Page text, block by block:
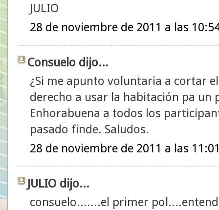
JULIO
28 de noviembre de 2011 a las
Consuelo dijo...
¿Si me apunto voluntaria a cortar
derecho a usar la habitación pa un
Enhorabuena a todos los
pasado finde. Saludos.
28 de noviembre de 2011 a las
JULIO dijo...
consuelo.......el primer